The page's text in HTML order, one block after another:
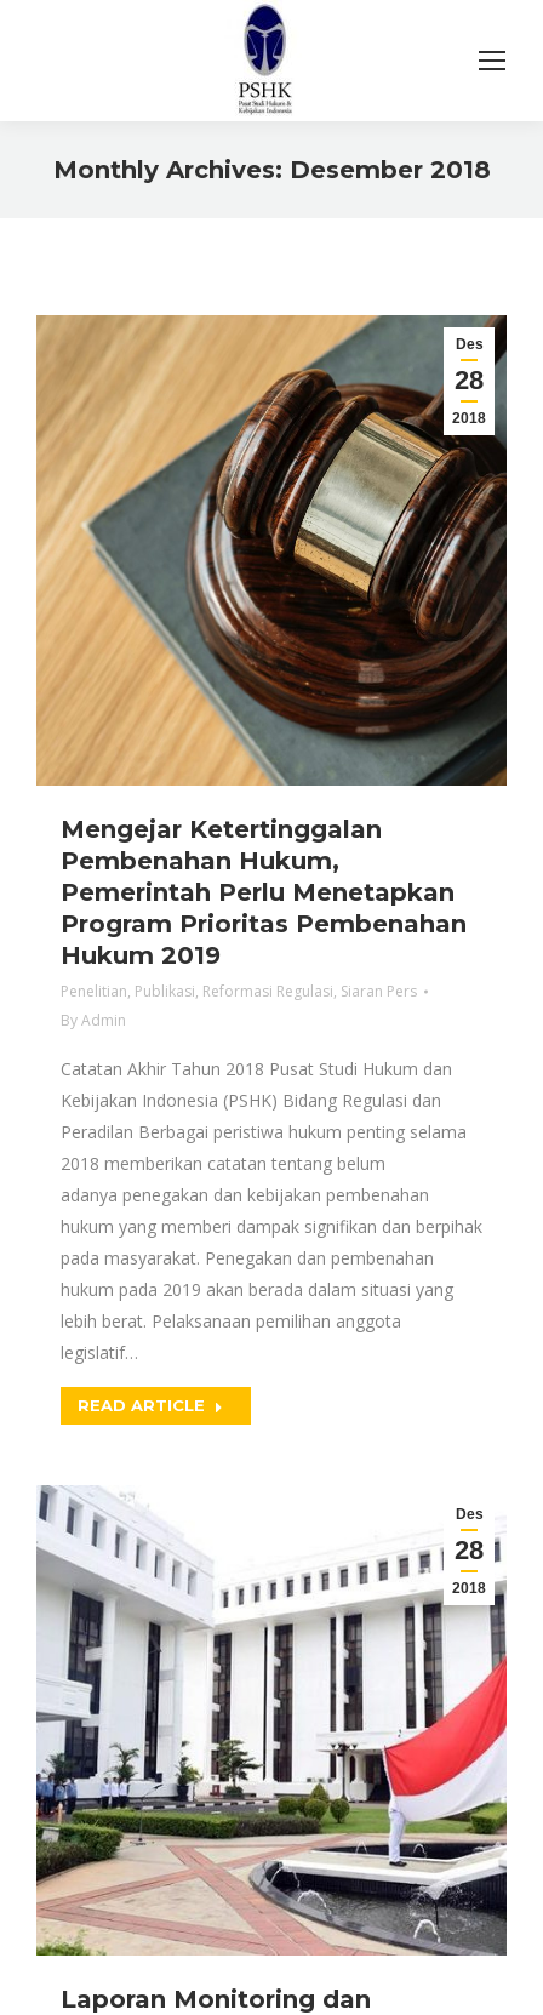
Monthly Archives: Desember 2018
Des
28
2018
Mengejar Ketertinggalan
Pembenahan Hukum,
Pemerintah Perlu Menetapkan
Program Prioritas Pembenahan
Hukum 2019
Penelitian, Publikasi, Reformasi Regulasi, Siaran Pers
ByAdmin
Catatan Akhir Tahun 2018 Pusat Studi Hukum dan
Kebijakan Indonesia (PSHK) Bidang Regulasi dan
Peradilan Berbagai peristiwa hukum penting selama
2018 memberikan catatan tentang belum
adanya penegakan dan kebijakan pembenahan
hukum yang memberi dampak signifikan dan berpihak
pada masyarakat. Penegakan dan pembenahan
hukum pada 2019 akan berada dalam situasi yang
lebih berat. Pelaksanaan pemilihan anggota
legislatif…
READ ARTICLE
Des
28
2018
Laporan Monitoring dan